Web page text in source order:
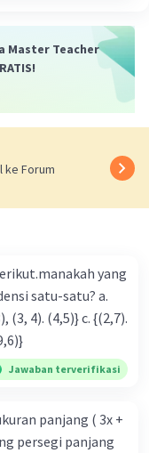
aritmatika
memiliki selisih
berikut:
Master Teacher
ke Forum
yang
(9,6)}
Jawaban terverifikasi
panjang ( 3x +
persegi panjang